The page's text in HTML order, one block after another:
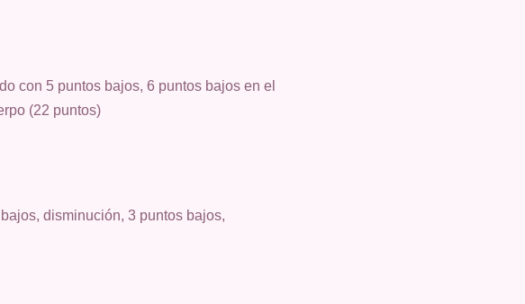
con 5 puntos bajos, 6 puntos bajos en el
(22 puntos)
disminución, 3 puntos bajos,